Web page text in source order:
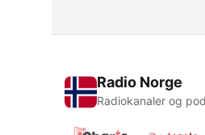
Radio Norge
Radiokanaler og